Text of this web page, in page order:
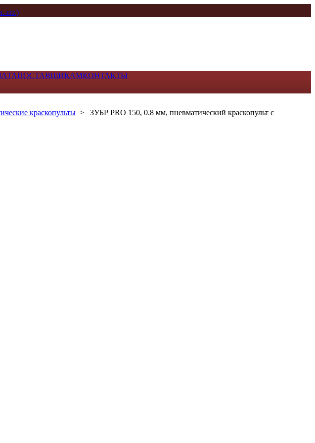
пт.)
ПОСТАВЩИКАМКОНТАКТЫ
краскопульты > ЗУБР PRO 150, 0.8 мм, пневматический краскопульт с